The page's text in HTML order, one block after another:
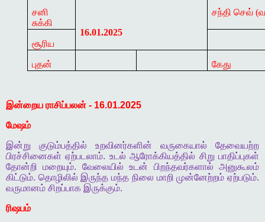
சனி
சுக்கி
16.01.2025
சந்தி செவ்
சூரிய
புதன் கேது
இன்றைய ராசிப்பலன் - 16.01.2025
மேஷம்
இன்று
குடும்பத்தில் உறவினர்களின் வருகையால்
தேவையற்ற
பிரச்சினைகள் ஏற்படலாம். உடல் ஆரோக்கியத்தில் சிறு பாதிப்புகள்
தோன்றி
மறையும். வேலையில் உடன் பிறந்தவர்களால் அனுகூலம்
கிட்டும். தொழிலில் இருந்த மந்த நிலை மாறி முன்னேற்றம் ஏற்படும்.
வருமானம் சிறப்பாக இருக்கும்.
ரிஷபம்